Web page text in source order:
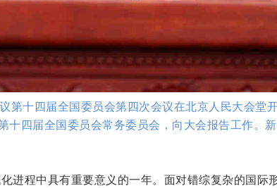
第十四届全国委员会第四次会议在北京人民大会堂开
十四届全国委员会常务委员会，向大会报告工作。
进程中具有重要意义的一年。面对错综复杂的国际